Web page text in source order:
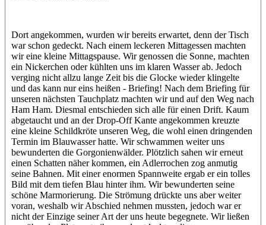
Dort angekommen, wurden wir bereits erwartet, denn der Tisch
war schon gedeckt. Nach einem leckeren Mittagessen machten
wir eine kleine Mittagspause. Wir genossen die Sonne, machten
ein Nickerchen oder kühlten uns im klaren Wasser ab. Jedoch
verging nicht allzu lange Zeit bis die Glocke wieder klingelte
und das kann nur eins heißen - Briefing! Nach dem Briefing für
unseren nächsten Tauchplatz machten wir und auf den Weg nach
Ham Ham. Diesmal entschieden sich alle für einen Drift. Kaum
abgetaucht und an der Drop-Off Kante angekommen kreuzte
eine kleine Schildkröte unseren Weg, die wohl einen dringenden
Termin im Blauwasser hatte. Wir schwammen weiter uns
bewunderten die Gorgonienwälder. Plötzlich sahen wir erneut
einen Schatten näher kommen, ein Adlerrochen zog anmutig
seine Bahnen. Mit einer enormen Spannweite ergab er ein tolles
Bild mit dem tiefen Blau hinter ihm. Wir bewunderten seine
schöne Marmorierung. Die Strömung drückte uns aber weiter
voran, weshalb wir Abschied nehmen mussten, jedoch war er
nicht der Einzige seiner Art der uns heute begegnete. Wir ließen